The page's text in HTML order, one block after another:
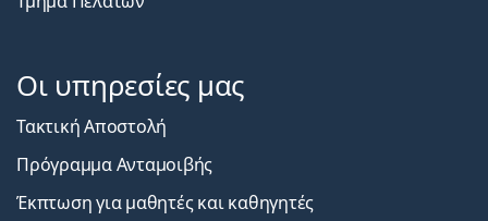
Οι υπηρεσίες μας
Τακτική Αποστολή
Πρόγραμμα Ανταμοιβής
Έκπτωση για μαθητές και καθηγητές